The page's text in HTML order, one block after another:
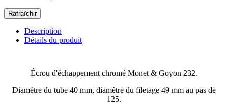
Description
Détails du produit
Écrou d'échappement chromé Monet & Goyon 232.
Diamètre du tube 40 mm, diamètre du filetage 49 mm au pas de
125.